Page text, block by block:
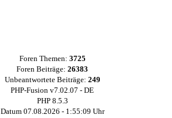
Foren Themen: 3725
Foren Beiträge: 26383
Unbeantwortete Beiträge: 249
PHP-Fusion v7.02.07 - DE
PHP 8.5.3
Datum 07.08.2026 - 1:55:10 Uhr